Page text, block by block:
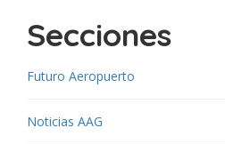
Secciones
Futuro Aeropuerto
Noticias AAG